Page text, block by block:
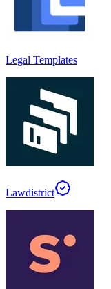
Legal Templates
Lawdistrict